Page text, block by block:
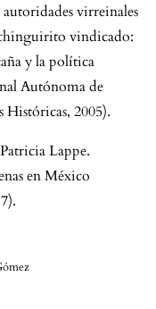
virreinales
vindicado:
y la política
Autónoma de
2005).
Lappe.
en México